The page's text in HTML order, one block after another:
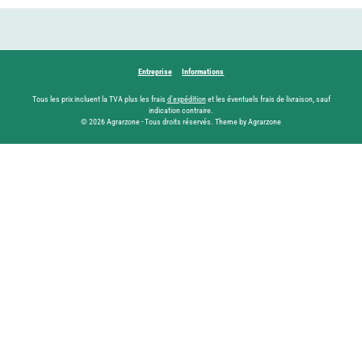
Entreprise Informations
Tous les prix incluent la TVA plus les frais d'expéditionet les éventuels frais de livraison, sauf
indication contraire.
© 2026 Agrarzone - Tous droits réservés. Theme by Agrarzone